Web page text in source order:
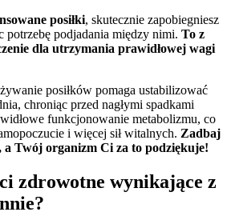
posiłki, skutecznie zapobiegniesz
potrzebę podjadania między nimi. To z
dla utrzymania prawidłowej wagi
posiłków pomaga ustabilizować
chroniąc przed nagłymi spadkami
funkcjonowanie metabolizmu, co
i więcej sił witalnych. Zadbaj
a Twój organizm Ci za to podziękuje!
zdrowotne wynikające z